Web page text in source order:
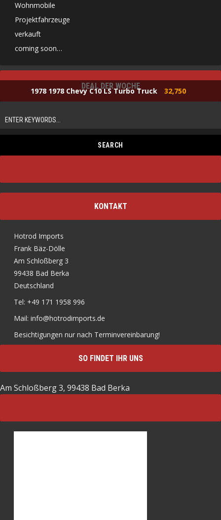
Wohnmobile
Projektfahrzeuge
verkauft
coming soon…
DEAL DER WOCHE
1978 1978 Chevy C10 LS Turbo Truck 32,750
KONTAKT
Hotrod Imports
Frank Bäz-Dölle
Am Schloßberg 3
99438 Bad Berka
Deutschland
Tel: +49 171 1958 996
Mail: info@hotrodimports.de
Besichtigungen nur nach Terminvereinbarung!
SO FINDET IHR UNS
Am Schloßberg 3, 99438 Bad Berka